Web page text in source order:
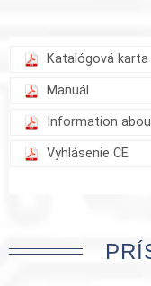
Katalógová karta
Manuál
Information
Vyhlásenie CE